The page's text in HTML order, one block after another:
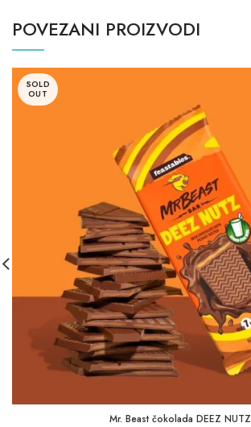
POVEZANI PROIZVODI
SOLD
OUT
Mr. Beast čokolada DEEZ NUTZ